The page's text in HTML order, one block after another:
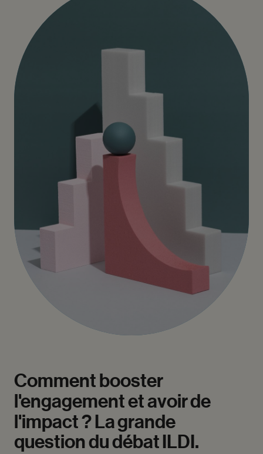
Commentbooster
l'engagementetavoirde
l'impact?Lagrande
questiondudébatILDI.